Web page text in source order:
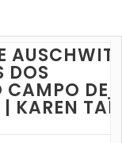
DOS
CAMPO DE
KAREN